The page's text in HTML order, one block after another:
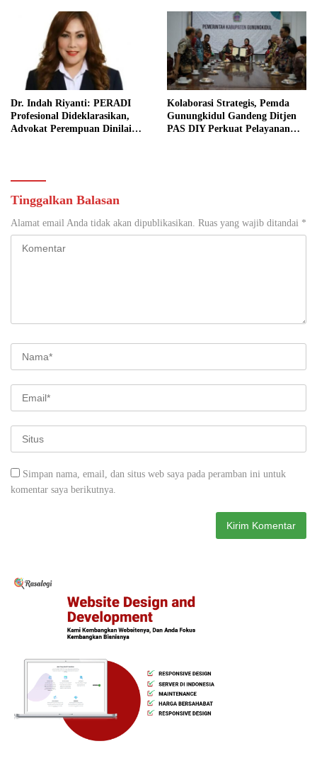
Dr. Indah Riyanti: PERADI
Profesional Dideklarasikan,
Advokat Perempuan Dinilai
Kolaborasi Strategis, Pemda
Gunungkidul Gandeng Ditjen
PAS DIY Perkuat Pelayanan
Tinggalkan Balasan
Alamat email Anda tidak akan dipublikasikan. Ruas yang wajib ditandai *
Simpan nama, email, dan situs web saya pada peramban ini untuk
komentar saya berikutnya.